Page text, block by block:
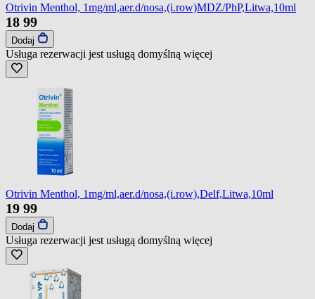
Otrivin Menthol, 1mg/ml,aer.d/nosa,(i.row)MDZ/PhP,Litwa,10ml
18 99
Dodaj
Usługa rezerwacji jest usługą domyślną więcej
Otrivin Menthol, 1mg/ml,aer.d/nosa,(i.row),Delf,Litwa,10ml
19 99
Dodaj
Usługa rezerwacji jest usługą domyślną więcej